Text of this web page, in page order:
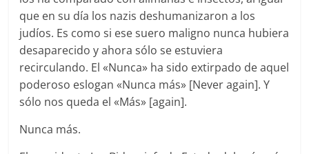
que en su día los nazis deshumanizaron a los
judíos. Es como si ese suero maligno nunca hubiera
desaparecido y ahora sólo se estuviera
recirculando. El «Nunca» ha sido extirpado de aquel
poderoso eslogan «Nunca más» [Never again]. Y
sólo nos queda el «Más» [again].
Nunca más.